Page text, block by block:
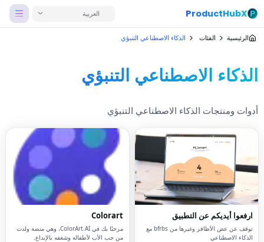
ProductHubX العربية
الرئيسية الفئات الذكاء الاصطناعي التنبؤي
الذكاء الاصطناعي التنبؤي
أدوات ومنتجات الذكاء الاصطناعي التنبؤي
ارفعوا أيديكم عن التطبيق
توقف عن عض الأظافر وغيرها من bfrbs مع
الذكاء الاصطناعي
Colorart
مرحبًا بك في ColorArt.AI، وهي منصة ولدت
من حب الأب لأطفاله وشغفه بالإبداع.